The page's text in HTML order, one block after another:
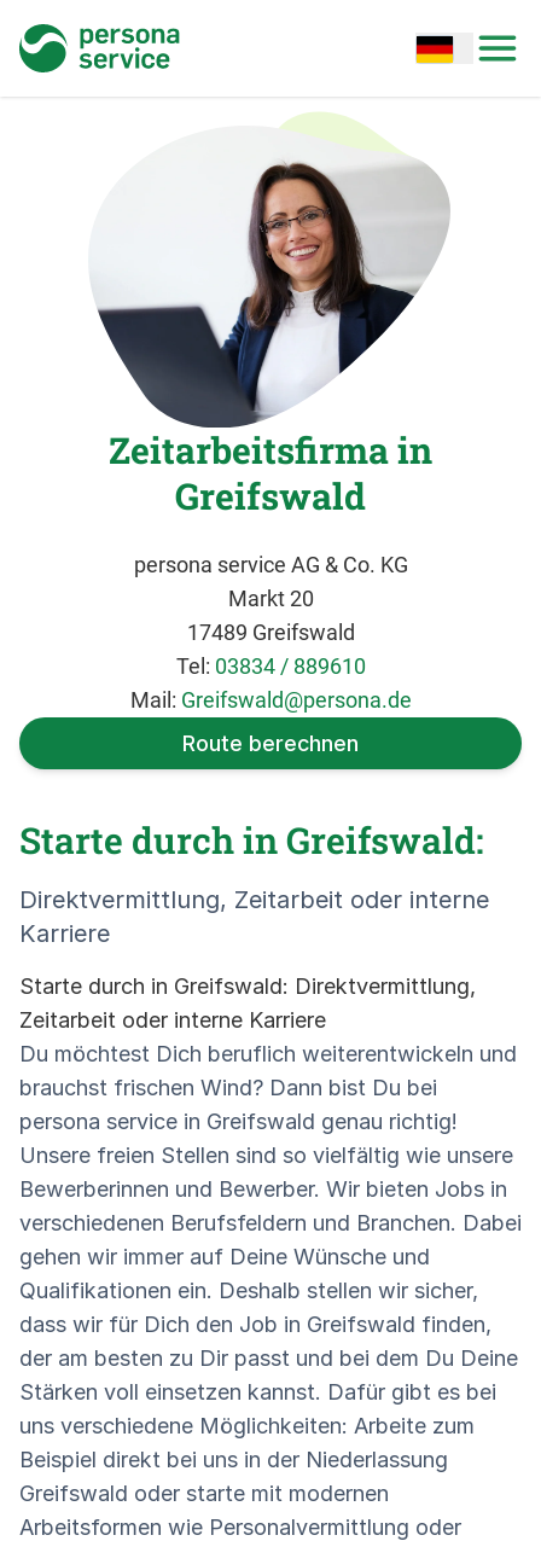
persona service Open options
Zeitarbeitsfirma in
Greifswald
persona service AG & Co. KG
Markt 20
17489 Greifswald
Tel: 03834 / 889610
Mail: Greifswald@persona.de
Route berechnen
Starte durch in Greifswald:
Direktvermittlung, Zeitarbeit oder interne
Karriere
Starte durch in Greifswald: Direktvermittlung,
Zeitarbeit oder interne Karriere
Du möchtest Dich beruflich weiterentwickeln und
brauchst frischen Wind? Dann bist Du bei
persona service in Greifswald genau richtig!
Unsere freien Stellen sind so vielfältig wie unsere
Bewerberinnen und Bewerber. Wir bieten Jobs in
verschiedenen Berufsfeldern und Branchen. Dabei
gehen wir immer auf Deine Wünsche und
Qualifikationen ein. Deshalb stellen wir sicher,
dass wir für Dich den Job in Greifswald finden,
der am besten zu Dir passt und bei dem Du Deine
Stärken voll einsetzen kannst. Dafür gibt es bei
uns verschiedene Möglichkeiten: Arbeite zum
Beispiel direkt bei uns in der Niederlassung
Greifswald oder starte mit modernen
Arbeitsformen wie Personalvermittlung oder